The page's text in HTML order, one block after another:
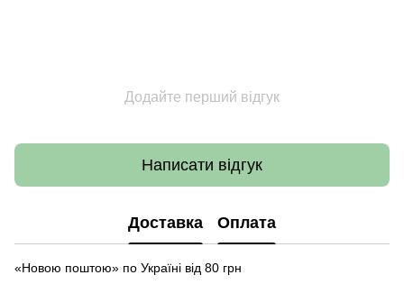
Додайте перший відгук
Написати відгук
Доставка Оплата
«Новою поштою» по Україні від 80 грн